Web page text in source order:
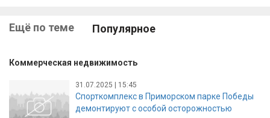
Ещё по теме Популярное
Коммерческая недвижимость
31.07.2025 | 15:45
Спорткомплекс в Приморском парке Победы
демонтируют с особой осторожностью